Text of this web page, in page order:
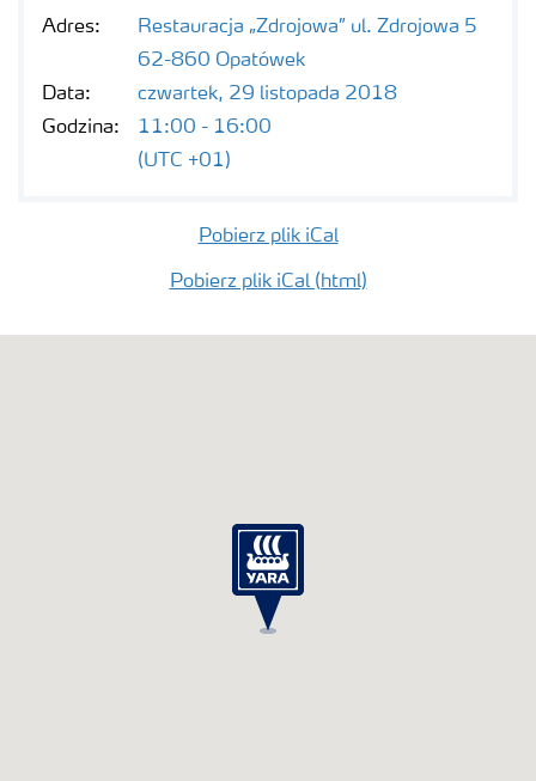
Adres:
Restauracja „Zdrojowa” ul. Zdrojowa 5
62-860 Opatówek
Data:
czwartek, 29 listopada 2018
Godzina:
11:00 - 16:00
(UTC +01)
Pobierz plik iCal
Pobierz plik iCal (html)